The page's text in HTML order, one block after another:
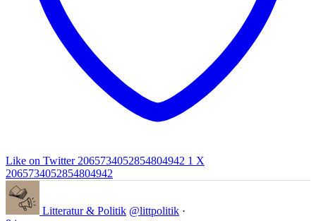
Like on Twitter 2065734052854804942 1 X
2065734052854804942
Litteratur & Politik @littpolitik ·